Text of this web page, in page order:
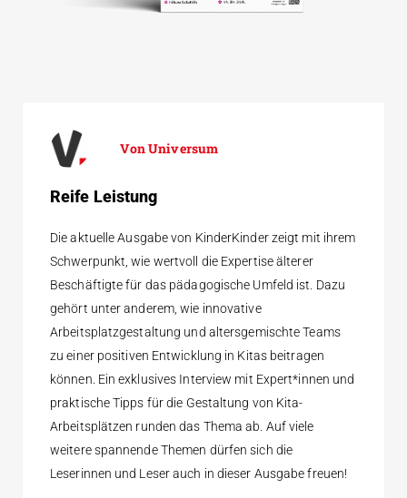
Universum
Reife Leistung
Die aktuelle Ausgabe von KinderKinder zeigt mit ihrem
Schwerpunkt, wie wertvoll die Expertise älterer
Beschäftigte für das pädagogische Umfeld ist. Dazu
gehört unter anderem, wie innovative
Arbeitsplatzgestaltung und altersgemischte Teams
zu einer positiven Entwicklung in Kitas beitragen
können. Ein exklusives Interview mit Expert*innen und
praktische Tipps für die Gestaltung von Kita-
Arbeitsplätzen runden das Thema ab. Auf viele
weitere spannende Themen dürfen sich die
Leserinnen und Leser auch in dieser Ausgabe freuen!